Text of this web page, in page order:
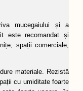
mucegaiului și a
este recomandat și
spații comerciale,
materiale. Rezistă
cu umiditate foarte